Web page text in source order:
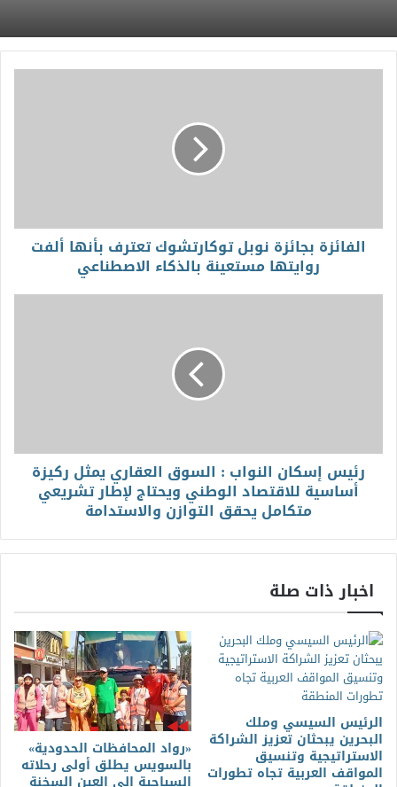
الفائزة بجائزة نوبل توكارتشوك تعترف بأنها ألفت
روايتها مستعينة بالذكاء الاصطناعي
رئيس إسكان النواب : السوق العقاري يمثل ركيزة
أساسية للاقتصاد الوطني ويحتاج لإطار تشريعي
متكامل يحقق التوازن والاستدامة
اخبار ذات صلة
الرئيس السيسي وملك
البحرين يبحثان تعزيز الشراكة
الاستراتيجية وتنسيق
المواقف العربية تجاه تطورات
«رواد المحافظات الحدودية»
بالسويس يطلق أولى رحلاته
السياحية إلى العين السخنة